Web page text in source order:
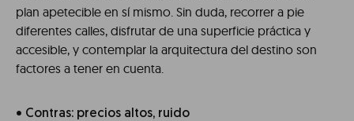
plan apetecible en sí mismo. Sin duda, recorrer a pie
diferentes calles, disfrutar de una superficie práctica y
accesible, y contemplar la arquitectura del destino son
factores a tener en cuenta.
• Contras: precios altos, ruido